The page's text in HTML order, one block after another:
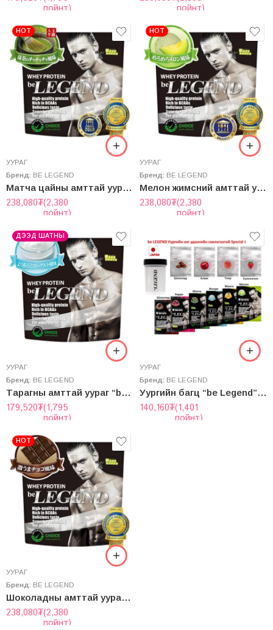
пойнт)
пойнт)
HOT
УУРАГ
Бренд: BE LEGEND
Матча цайны амттай уураг “be Legend” Whey Protein
238,080₮(2,380
пойнт)
HOT
УУРАГ
Бренд: BE LEGEND
Мелон жимсний амттай уураг “be Legend” Whey Protein
238,080₮(2,380
пойнт)
ДЭЭД ШАТНЫ
УУРАГ
Бренд: BE LEGEND
Тарагны амттай уураг “be Legend” Whey Protein
179,520₮(1,795
пойнт)
УУРАГ
Бренд: BE LEGEND
Уургийн багц “be Legend” Whey Protein
140,160₮(1,401
пойнт)
HOT
УУРАГ
Бренд: BE LEGEND
Шоколадны амттай уураг “be Legend” Whey Protein
238,080₮(2,380
пойнт)